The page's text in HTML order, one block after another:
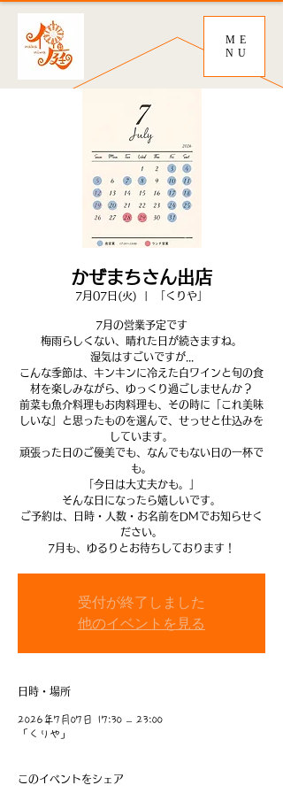
ME
NU
かぜまちさん出店
7月07日(火) 「くりや」
7月の営業予定です
梅雨らしくない、晴れた日が続きますね。
湿気はすごいですが...
こんな季節は、キンキンに冷えた白ワインと旬の食
材を楽しみながら、ゆっくり過ごしませんか？
前菜も魚介料理もお肉料理も、その時に「これ美味
しいな」と思ったものを選んで、せっせと仕込みを
しています。
頑張った日のご優美でも、なんでもない日の一杯で
も。
「今日は大丈夫かも。」
そんな日になったら嬉しいです。
ご予約は、日時・人数・お名前をDMでお知らせく
ださい。
7月も、ゆるりとお待ちしております！
受付が終了しました
他のイベントを見る
日時・場所
2026年7月07日 17:30 – 23:00
「くりや」
このイベントをシェア